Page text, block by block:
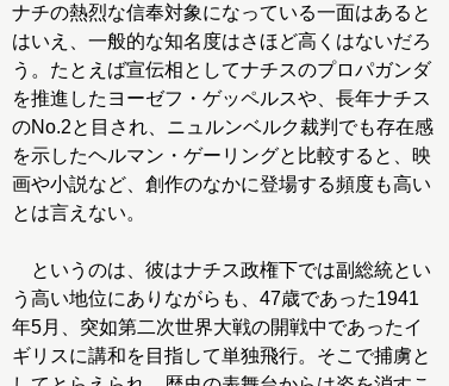
ナチの熱烈な信奉対象になっている一面はあると
はいえ、一般的な知名度はさほど高くはないだろ
う。たとえば宣伝相としてナチスのプロパガンダ
を推進したヨーゼフ・ゲッペルスや、長年ナチス
のNo.2と目され、ニュルンベルク裁判でも存在感
を示したヘルマン・ゲーリングと比較すると、映
画や小説など、創作のなかに登場する頻度も高い
とは言えない。
というのは、彼はナチス政権下では副総統とい
う高い地位にありながらも、47歳であった1941
年5月、突如第二次世界大戦の開戦中であったイ
ギリスに講和を目指して単独飛行。そこで捕虜と